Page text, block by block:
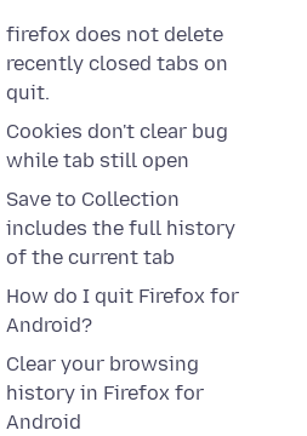
firefox does not delete
recently closed tabs on
quit.
Cookies don't clear bug
while tab still open
Save to Collection
includes the full history
of the current tab
How do I quit Firefox for
Android?
Clear your browsing
history in Firefox for
Android